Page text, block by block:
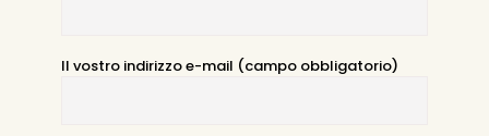
Il vostro indirizzo e-mail (campo obbligatorio)